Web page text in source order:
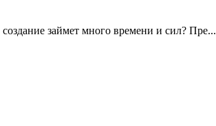
займет много времени и сил? Пре...